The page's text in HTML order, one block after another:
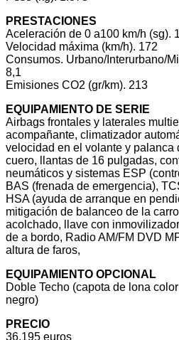
PRESTACIONES
Aceleración de 0 a100 km/h (sg).
Velocidad máxima (km/h). 172
Consumos. Urbano/Interurbano/
8,1
Emisiones CO2 (gr/km). 213
EQUIPAMIENTO DE SERIE
Airbags frontales y laterales
acompañante, climatizador
velocidad en el volante y palanca
cuero, llantas de 16 pulgadas,
neumáticos y sistemas ESP
BAS (frenada de emergencia),
HSA (ayuda de arranque en
mitigación de balanceo de la
acolchado, llave con
de a bordo, Radio AM/FM DVD
altura de faros,
EQUIPAMIENTO OPCIONAL
Doble Techo (capota de lona
negro)
PRECIO
36.195 euros